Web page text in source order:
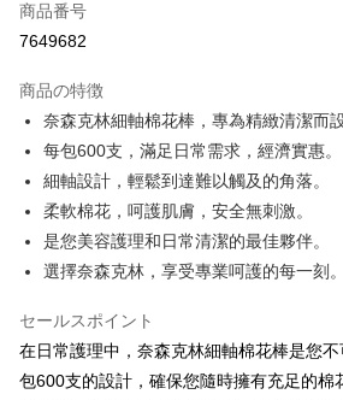
コンビニ店頭代金引換
Apple Pay
JKOPAY
Easy Wallet
Google Pay
説明
一、 AFTEE代金後払いについて
1.お支払い方法でAFTEE代金後払いを選択する
ウが表示されます。
ATM払い
商品番号
7649682
商品の特徴
奈森克林細軸棉花棒，專為精緻清潔而設
每包600支，滿足日常需求，經濟實惠。
細軸設計，輕鬆到達難以觸及的角落。
柔軟棉花，呵護肌膚，安全無刺激。
是您美容護理和日常清潔的最佳夥伴。
選擇奈森克林，享受專業呵護的每一刻。
セールスポイント
在日常護理中，奈森克林細軸棉花棒是您
包600支的設計，確保您隨時擁有充足的棉